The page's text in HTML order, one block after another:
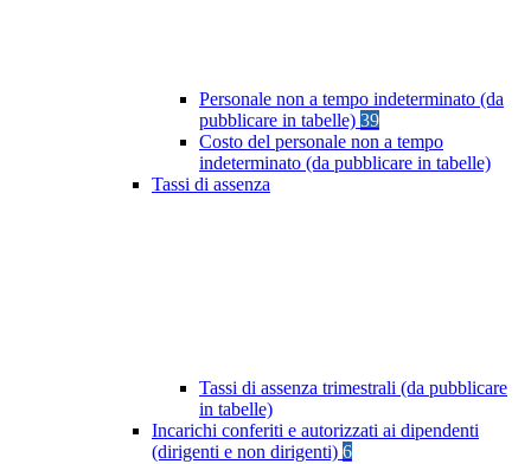
Personale non a tempo indeterminato (da
pubblicare in tabelle) 39
Costo del personale non a tempo
indeterminato (da pubblicare in tabelle)
Tassi di assenza
Tassi di assenza trimestrali (da pubblicare
in tabelle)
Incarichi conferiti e autorizzati ai dipendenti
(dirigenti e non dirigenti) 6